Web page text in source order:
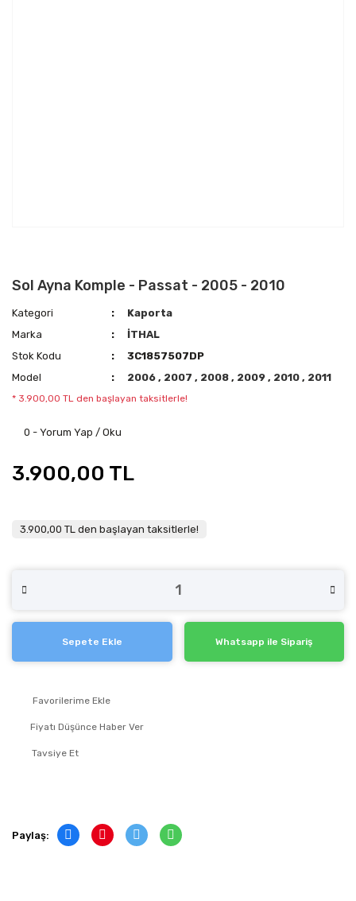
Sol Ayna Komple - Passat - 2005 - 2010
Kategori
Kaporta
Marka
İTHAL
Stok Kodu
3C1857507DP
Model
2006, 2007, 2008, 2009, 2010, 2011
* 3.900,00 TL den başlayan taksitlerle!
0 - Yorum Yap / Oku
3.900,00 TL
3.900,00 TL den başlayan taksitlerle!
Sepete Ekle Whatsapp ile Sipariş
Fiyatı Düşünce Haber Ver
Tavsiye Et
Paylaş: